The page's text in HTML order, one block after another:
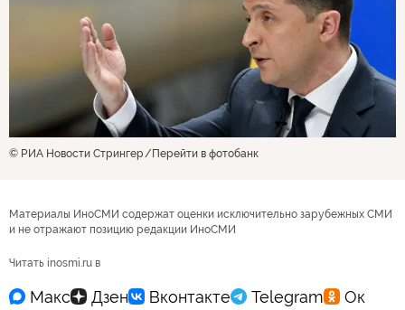
© РИА Новости Стрингер Перейти в фотобанк
Материалы ИноСМИ содержат оценки исключительно зарубежных СМИ
и не отражают позицию редакции ИноСМИ
Читать inosmi.ru в